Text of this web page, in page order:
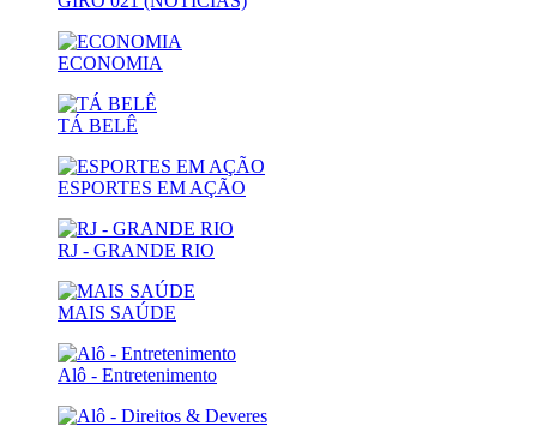
ECONOMIA
TÁ BELÊ
ESPORTES EM AÇÃO
RJ - GRANDE RIO
MAIS SAÚDE
Alô - Entretenimento